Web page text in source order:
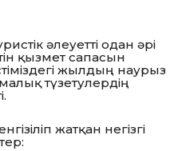
әлеуетті одан әрі
қызмет сапасын
жылдың наурыз
түзетулердің
жатқан негізгі